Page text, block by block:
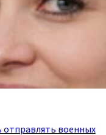
отправлять военных